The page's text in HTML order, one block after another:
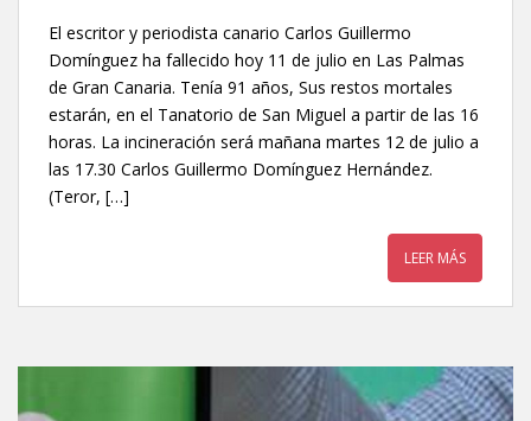
El escritor y periodista canario Carlos Guillermo
Domínguez ha fallecido hoy 11 de julio en Las Palmas
de Gran Canaria. Tenía 91 años, Sus restos mortales
estarán, en el Tanatorio de San Miguel a partir de las 16
horas. La incineración será mañana martes 12 de julio a
las 17.30 Carlos Guillermo Domínguez Hernández.
(Teror, […]
LEER MÁS